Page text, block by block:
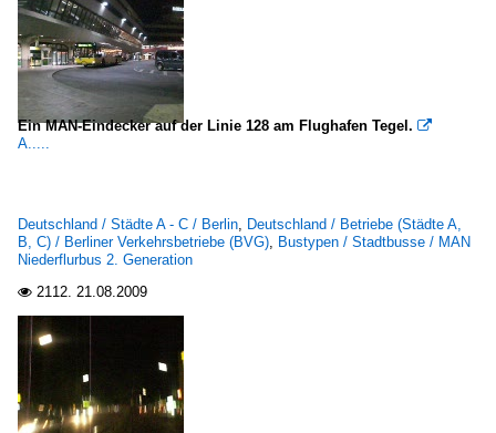
Ein MAN-Eindecker auf der Linie 128 am Flughafen Tegel. 
A.....
Deutschland / Städte A - C / Berlin, Deutschland / Betriebe (Städte A,
B, C) / Berliner Verkehrsbetriebe (BVG), Bustypen / Stadtbusse / MAN
Niederflurbus 2. Generation
 2112. 21.08.2009